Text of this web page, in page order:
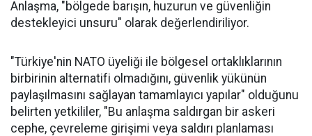
Anlaşma, "bölgede barışın, huzurun ve güvenliğin
destekleyici unsuru" olarak değerlendiriliyor.
"Türkiye'nin NATO üyeliği ile bölgesel ortaklıklarının
birbirinin alternatifi olmadığını, güvenlik yükünün
paylaşılmasını sağlayan tamamlayıcı yapılar" olduğunu
belirten yetkililer, "Bu anlaşma saldırgan bir askeri
cephe, çevreleme girişimi veya saldırı planlaması